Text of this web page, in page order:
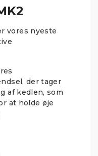
vores nyeste
der tager
af kedlen, som
at holde øje